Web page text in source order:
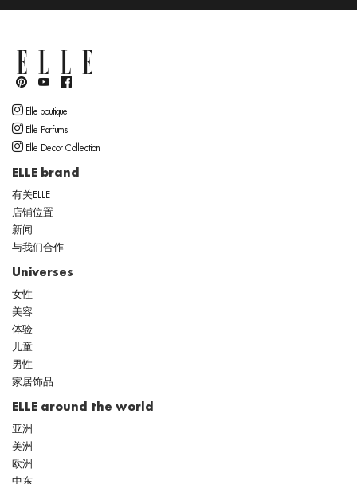
Elle boutique
Elle Parfums
Elle Decor Collection
ELLE brand
有关ELLE
店铺位置
新闻
与我们合作
Universes
女性
美容
体验
儿童
男性
家居饰品
ELLE around the world
亚洲
美洲
欧洲